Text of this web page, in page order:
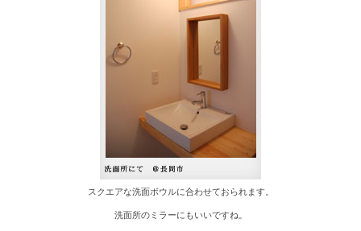
スクエアな洗面ボウルに合わせておられます。
洗面所のミラーにもいいですね。